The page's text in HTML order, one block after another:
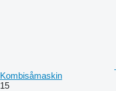
Kombisåmaskin
15